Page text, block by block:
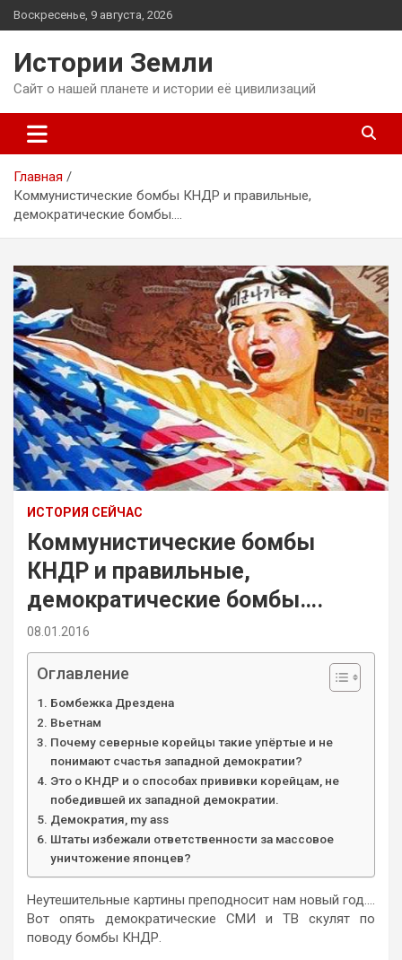
Перейти
к
Воскресенье, 9 августа, 2026
Истории Земли
Сайт о нашей планете и истории её цивилизаций
Главная
Коммунистические бомбы КНДР и правильные,
демократические бомбы….
ИСТОРИЯ СЕЙЧАС
Коммунистические бомбы
КНДР и правильные,
демократические бомбы….
08.01.2016
Оглавление
Бомбежка Дрездена
Вьетнам
Почему северные корейцы такие упёртые и не
понимают счастья западной демократии?
Это о КНДР и о способах прививки корейцам, не
победившей их западной демократии.
Демократия, my ass
Штаты избежали ответственности за массовое
уничтожение японцев?
Неутешительные картины преподносит нам новый год….
Вот опять демократические СМИ и ТВ скулят по
поводу бомбы КНДР.